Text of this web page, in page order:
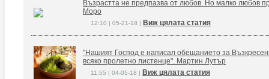
Възрастта не предпазва от любов. Но малко любов
Моро
12:10 | 05-21-18 | Виж цялата статия
"Нашият Господ е написал обещанието за
всяко пролетно листенце". Мартин Лутър
11:55 | 04-05-18 | Виж цялата статия